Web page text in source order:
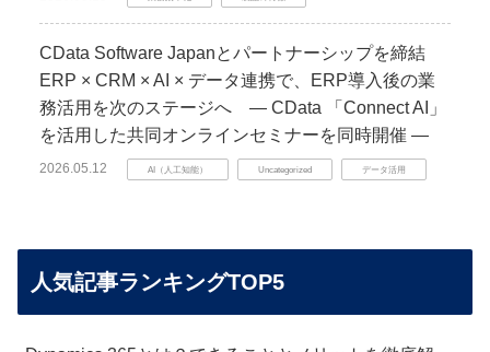
CData Software Japanとパートナーシップを締結
ERP × CRM × AI × データ連携で、ERP導入後の業
務活用を次のステージへ ― CData 「Connect AI」
を活用した共同オンラインセミナーを同時開催 ―
2026.05.12 AI（人工知能） Uncategorized データ活用
人気記事ランキングTOP5